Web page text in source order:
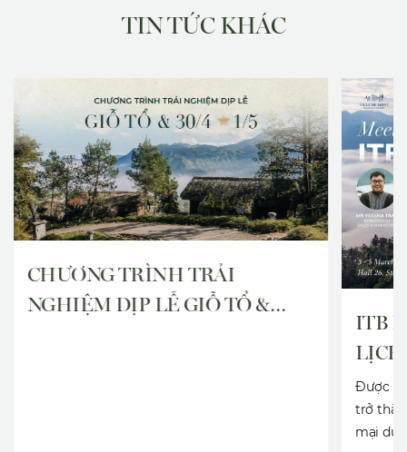
TIN TỨC KHÁC
CHƯƠNG TRÌNH TRẢI
NGHIỆM DỊP LỄ GIỖ TỔ &
ITB
Được
trở
mại du